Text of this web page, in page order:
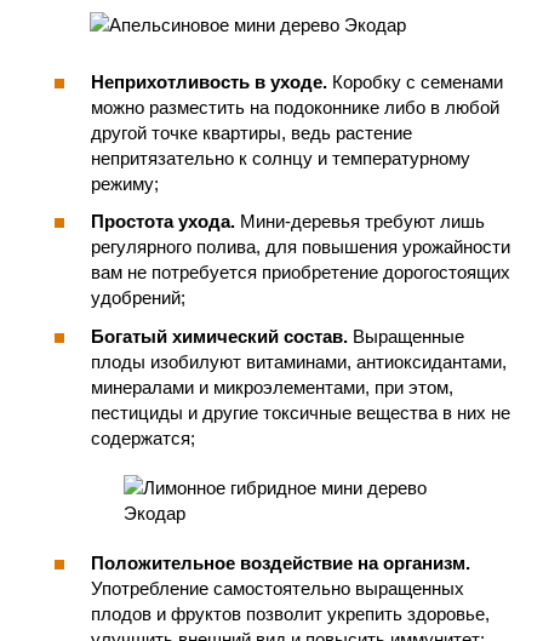
Неприхотливость в уходе. Коробку с семенами
можно разместить на подоконнике либо в любой
другой точке квартиры, ведь растение
непритязательно к солнцу и температурному
режиму;
Простота ухода. Мини-деревья требуют лишь
регулярного полива, для повышения урожайности
вам не потребуется приобретение дорогостоящих
удобрений;
Богатый химический состав. Выращенные
плоды изобилуют витаминами, антиоксидантами,
минералами и микроэлементами, при этом,
пестициды и другие токсичные вещества в них не
содержатся;
Положительное воздействие на организм.
Употребление самостоятельно выращенных
плодов и фруктов позволит укрепить здоровье,